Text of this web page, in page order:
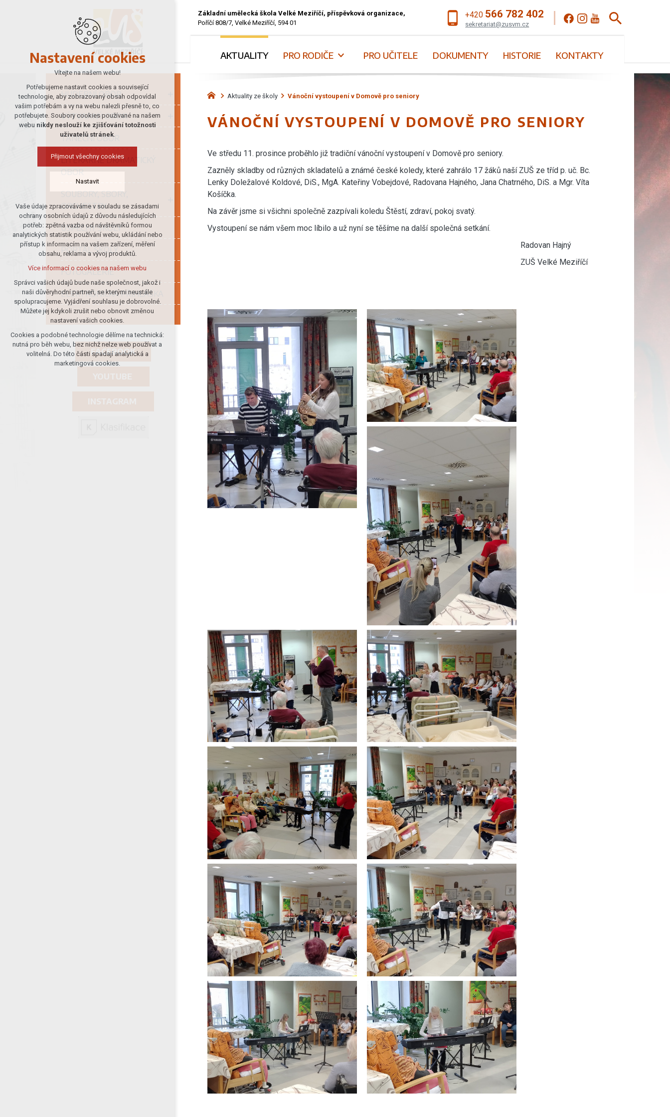
+420 566 782 402
sekretariat@zusvm.cz
Základní umělecká škola Velké Meziříčí, příspěvková organizace,
Poříčí 808/7, Velké Meziříčí, 594 01
AKTUALITY PRO RODIČE PRO UČITELE DOKUMENTY HISTORIE KONTAKTY
HUDEBNÍ OBOR
VÝTVARNÝ OBOR
TANEČNÍ OBOR
LITERÁRNĚ DRAMATICKÝ
OBOR
SOUBORY, SBORY,
ORCHESTRY
ÚSPĚCHY ŠKOLY
PORTÁL ŠKOLY
FOTOGALERIE
ELEKTRONICKÁ PŘIHLÁŠKA
FACEBOOK
Aktuality ze školy Vánoční vystoupení v Domově pro seniory
VÁNOČNÍ VYSTOUPENÍ V DOMOVĚ PRO SENIORY
Ve středu 11. prosince proběhlo již tradiční vánoční vystoupení v Domově pro seniory.
Zazněly skladby od různých skladatelů a známé české koledy, které zahrálo 17 žáků naší ZUŠ ze tříd p. uč. Bc.
Lenky Doležalové Koldové, DiS., MgA. Kateřiny Vobejdové, Radovana Hajného, Jana Chatrného, DiS. a Mgr. Víta
Košíčka.
Na závěr jsme si všichni společně zazpívali koledu Štěstí, zdraví, pokoj svatý.
Vystoupení se nám všem moc líbilo a už nyní se těšíme na další společná setkání.
Radovan Hajný
ZUŠ Velké Meziříčí
Nastavení cookies
Vítejte na našem webu!
Potřebujeme nastavit cookies a související
technologie, aby zobrazovaný obsah odpovídal
vašim potřebám a vy na webu nalezli přesně to, co
potřebujete. Soubory cookies používané na našem
webu nikdy neslouží ke zjišťování totožnosti
uživatelů stránek.
Přijmout všechny cookies
Nastavit
Technická cookies
nutná pro provozování webu
udržení kontextu stránek (session):
případná přihlášení, volby jazyka, apod.
Volitelná cookies
analytická pro anonymizované
vyhodnocení návštěvnosti
marketingová cookies (Google)
Více informací o cookies na našem webu
Přijmout všechny cookies
Odmítnout vše
Vaše údaje zpracováváme v souladu se zásadami
ochrany osobních údajů z důvodu následujících
potřeb: zpětná vazba od návštěvníků formou
analytických statistik používání webu, ukládání nebo
přístup k informacím na vašem zařízení, měření
obsahu, reklama a vývoj produktů.
Více informací o cookies na našem webu
Správci vašich údajů bude naše společnost, jakož i
naši důvěryhodní partneři, se kterými neustále
spolupracujeme. Vyjádření souhlasu je dobrovolné.
Můžete jej kdykoli zrušit nebo obnovit změnou
nastavení vašich cookies.
Cookies a podobné technologie dělíme na technická:
nutná pro běh webu, bez nichž nelze web používat a
volitelná. Do této části spadají analytická a
marketingová cookies.